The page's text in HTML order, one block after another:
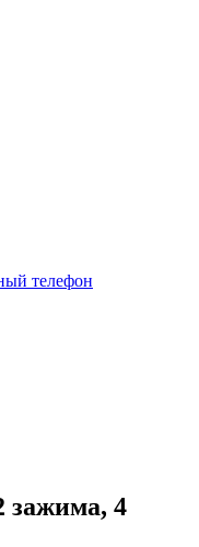
телефон
зажима, 4